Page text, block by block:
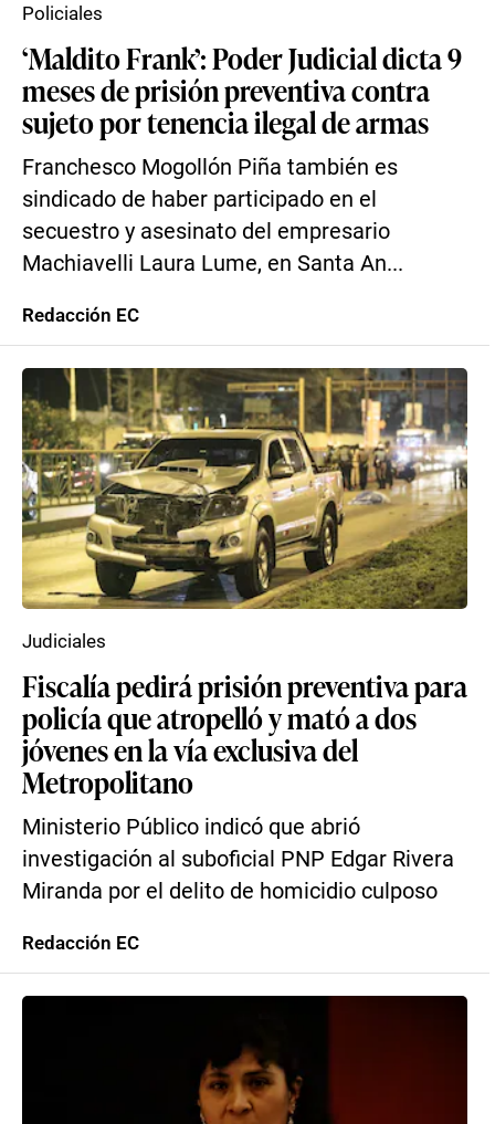
‘Maldito Frank’: Poder Judicial dicta 9
meses de prisión preventiva contra
sujeto por tenencia ilegal de armas
Franchesco Mogollón Piña también es
sindicado de haber participado en el
secuestro y asesinato del empresario
Machiavelli Laura Lume, en Santa An...
Policiales
Redacción EC
Fiscalía pedirá prisión preventiva para
policía que atropelló y mató a dos
jóvenes en la vía exclusiva del
Metropolitano
Ministerio Público indicó que abrió
investigación al suboficial PNP Edgar Rivera
Miranda por el delito de homicidio culposo
Judiciales
Redacción EC